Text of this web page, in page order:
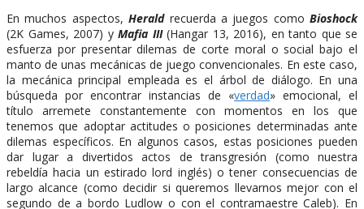
En muchos aspectos,Heraldrecuerda a juegos como Bioshock
(2K Games, 2007) y Mafia III(Hangar 13, 2016), en tanto que se
esfuerza por presentar dilemas de corte moral o social bajo el
manto de unas mecánicas de juego convencionales. En este caso,
la mecánica principal empleada es el árbol de diálogo. En una
búsqueda por encontrar instancias de «verdad» emocional, el
título arremete constantemente con momentos en los que
tenemos que adoptar actitudes o posiciones determinadas ante
dilemas específicos. En algunos casos, estas posiciones pueden
dar lugar a divertidos actos de transgresión (como nuestra
rebeldía hacia un estirado lord inglés) o tener consecuencias de
largo alcance (como decidir si queremos llevarnos mejor con el
segundo de a bordo Ludlow o con el contramaestre Caleb). En